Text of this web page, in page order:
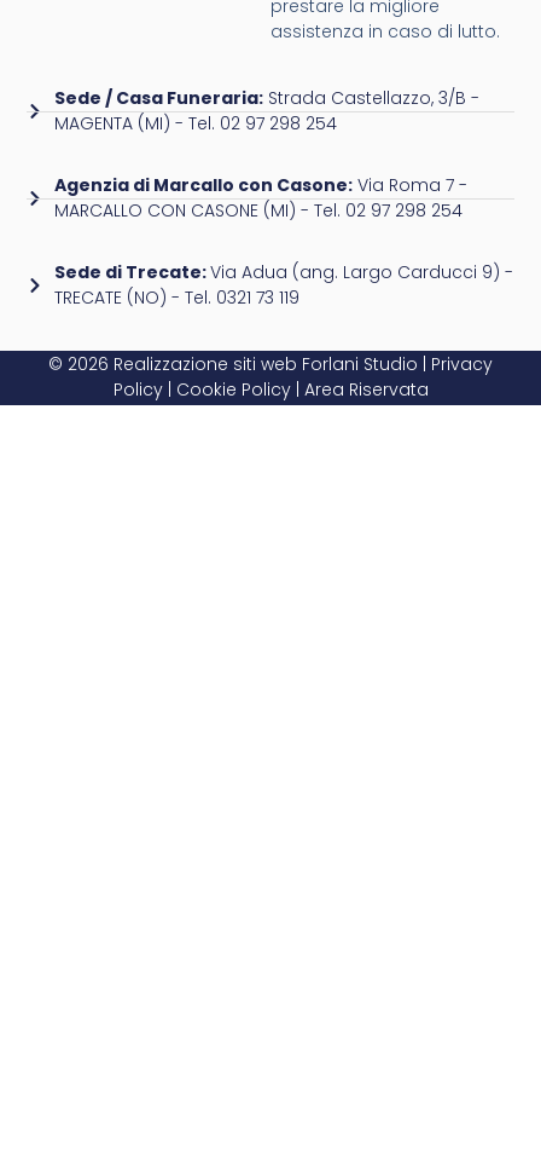
prestare la migliore
assistenza in caso di lutto.
Sede / Casa Funeraria:Strada Castellazzo, 3/B -
MAGENTA (MI) - Tel. 02 97 298 254
Agenzia di Marcallo con Casone:Via Roma 7 -
MARCALLO CON CASONE (MI) - Tel. 02 97 298 254
Sede di Trecate:Via Adua (ang. Largo Carducci 9) -
TRECATE (NO) - Tel. 0321 73 119
© 2026 Realizzazione siti web Forlani Studio
Privacy
Policy| Cookie Policy| Area Riservata